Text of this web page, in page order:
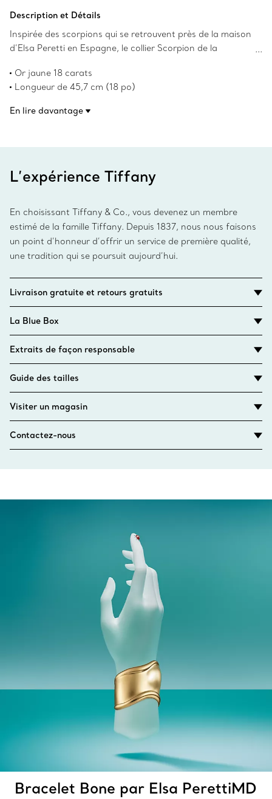
Description et Détails
Inspirée des scorpions qui se retrouvent près de la maison
d’Elsa Peretti en Espagne, le collier Scorpion de la
sculpturales et organiques au caractère tactile irrésistible.
Ce magnifique collier est méticuleusement confectionné
Or jaune 18 carats
Longueur de 45,7 cm (18 po)
Les droits d’auteur sur les créations originales sont
En lire davantage
L’expérience Tiffany
En choisissant Tiffany & Co., vous devenez un membre
estimé de la famille Tiffany. Depuis 1837, nous nous faisons
un point d’honneur d’offrir un service de première qualité,
une tradition qui se poursuit aujourd’hui.
Livraison gratuite et retours gratuits
La Blue Box
Extraits de façon responsable
Guide des tailles
Visiter un magasin
Contactez-nous
Bracelet Bone par Elsa PerettiMD